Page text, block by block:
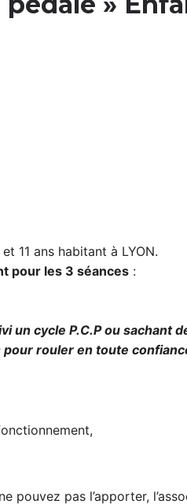
11 ans habitant à LYON.
pour les 3 séances :
un cycle P.C.P ou sachant
pour rouler en toute
pouvez pas l’apporter,